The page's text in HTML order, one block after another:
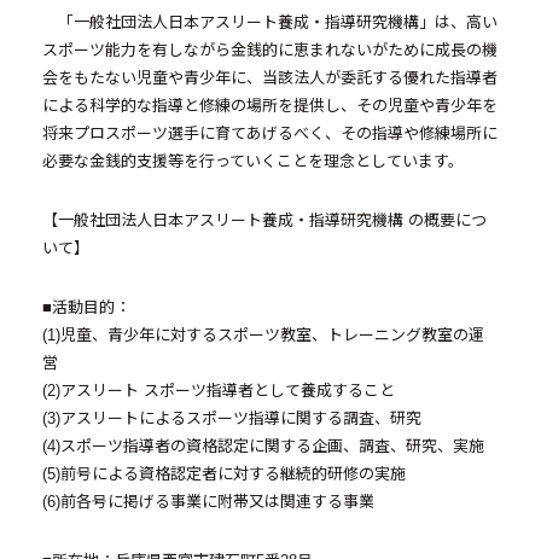
- リノベーション物件一覧
- リノベーション物件お問い合わせ
採用情報
- 新卒採用
- 記事一覧
ニュース / イベント
「一般社団法人日本アスリート養成・指導研究機構」は、高い
スポーツ能力を有しながら金銭的に恵まれないがために成長の機
会をもたない児童や青少年に、当該法人が委託する優れた指導者
による科学的な指導と修練の場所を提供し、その児童や青少年を
将来プロスポーツ選手に育てあげるべく、 その指導や修練場所に
必要な金銭的支援等を行っていくことを理念としています。
【一般社団 法人日 本アスリート養成・ 指導研究機構 の概要につ
いて】
■活動目的：
(1)児童、青少年に対するスポーツ教室、トレーニング教室の運
営
(2)アスリート スポーツ指導者として養成すること
(3)アスリートによるスポーツ指導に関する調査、研究
(4)スポーツ指導者の資格認定に関する企画、調査、研究、実施
(5)前号による資格認定者に対する継続的研修の実施
(6)前各号に掲げる事業に附帯又は関連する事業